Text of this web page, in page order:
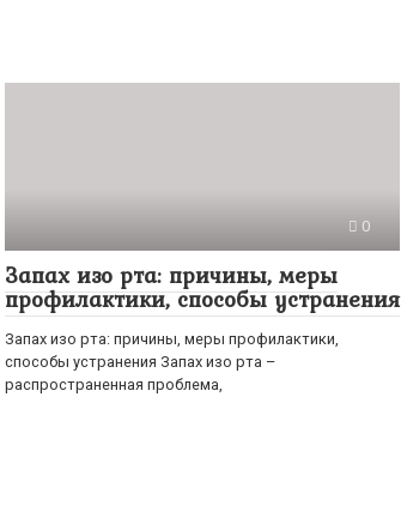
0
Запах изо рта: причины, меры
профилактики, способы устранения
Запах изо рта: причины, меры профилактики,
способы устранения Запах изо рта –
распространенная проблема,